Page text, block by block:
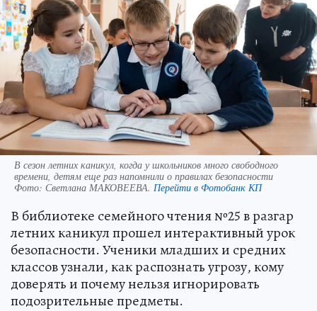
В сезон летних каникул, когда у школьников много свободного
времени, детям еще раз напомнили о правилах безопасности
Фото: Светлана МАКОВЕЕВА. Перейти в Фотобанк КП
В библиотеке семейного чтения №25 в разгар
летних каникул прошел интерактивный урок
безопасности. Ученики младших и средних
классов узнали, как распознать угрозу, кому
доверять и почему нельзя игнорировать
подозрительные предметы.